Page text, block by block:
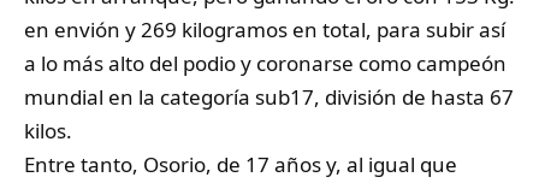
en envión y 269 kilogramos en total, para subir así
a lo más alto del podio y coronarse como campeón
mundial en la categoría sub17, división de hasta 67
kilos.
Entre tanto, Osorio, de 17 años y, al igual que